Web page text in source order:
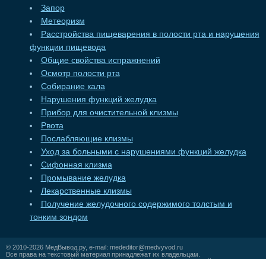
Запор
Метеоризм
Расстройства пищеварения в полости рта и нарушения
функции пищевода
Общие свойства испражнений
Осмотр полости рта
Собирание кала
Нарушения функций желудка
Прибор для очистительной клизмы
Рвота
Послабляющие клизмы
Уход за больными с нарушениями функций желудка
Сифонная клизма
Промывание желудка
Лекарственные клизмы
Получение желудочного содержимого толстым и
тонким зондом
© 2010-2026 МедВывод.ру, e-mail: mededitor@medvyvod.ru
Все права на текстовый материал принадлежат их владельцам.